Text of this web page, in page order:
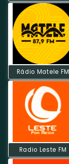
Rádio Matele FM
Radio Leste FM